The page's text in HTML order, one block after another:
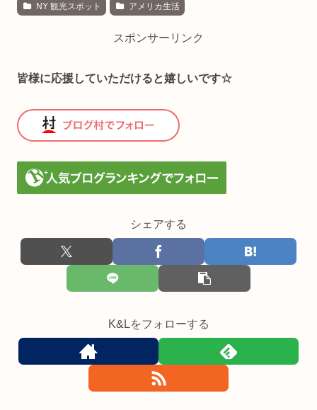
NY 観光スポット アメリカ生活
スポンサーリンク
皆様に応援していただけると嬉しいです☆
シェアする
K&Lをフォローする